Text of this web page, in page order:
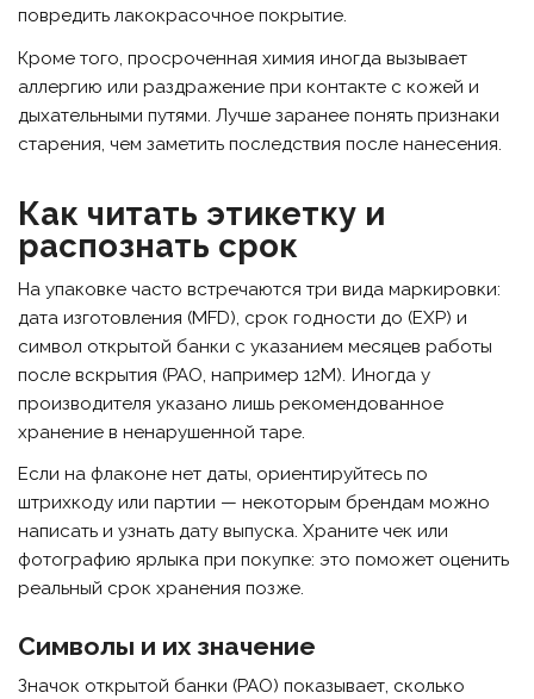
повредить лакокрасочное покрытие.
Кроме того, просроченная химия иногда вызывает
аллергию или раздражение при контакте с кожей и
дыхательными путями. Лучше заранее понять признаки
старения, чем заметить последствия после нанесения.
Как читать этикетку и
распознать срок
На упаковке часто встречаются три вида маркировки:
дата изготовления (MFD), срок годности до (EXP) и
символ открытой банки с указанием месяцев работы
после вскрытия (PAO, например 12M). Иногда у
производителя указано лишь рекомендованное
хранение в ненарушенной таре.
Если на флаконе нет даты, ориентируйтесь по
штрихкоду или партии — некоторым брендам можно
написать и узнать дату выпуска. Храните чек или
фотографию ярлыка при покупке: это поможет оценить
реальный срок хранения позже.
Символы и их значение
Значок открытой банки (PAO) показывает, сколько